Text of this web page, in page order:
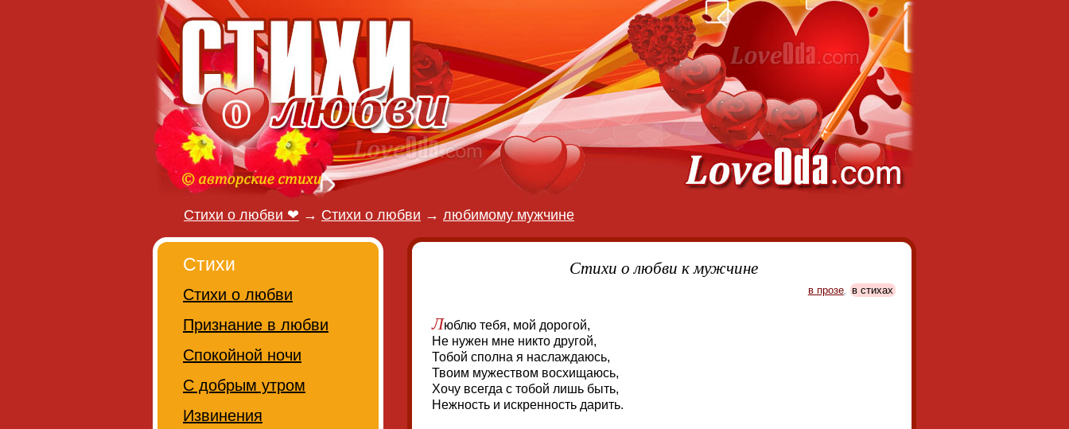
Стихи о любви ❤ → Стихи о любви → любимому мужчине
Стихи о любви к мужчине
в прозе, в стихах
Люблю тебя, мой дорогой,
Не нужен мне никто другой,
Тобой сполна я наслаждаюсь,
Твоим мужеством восхищаюсь,
Хочу всегда с тобой лишь быть,
Нежность и искренность дарить.
Стихи
Стихи о любви
Признание в любви
Спокойной ночи
С добрым утром
Извинения